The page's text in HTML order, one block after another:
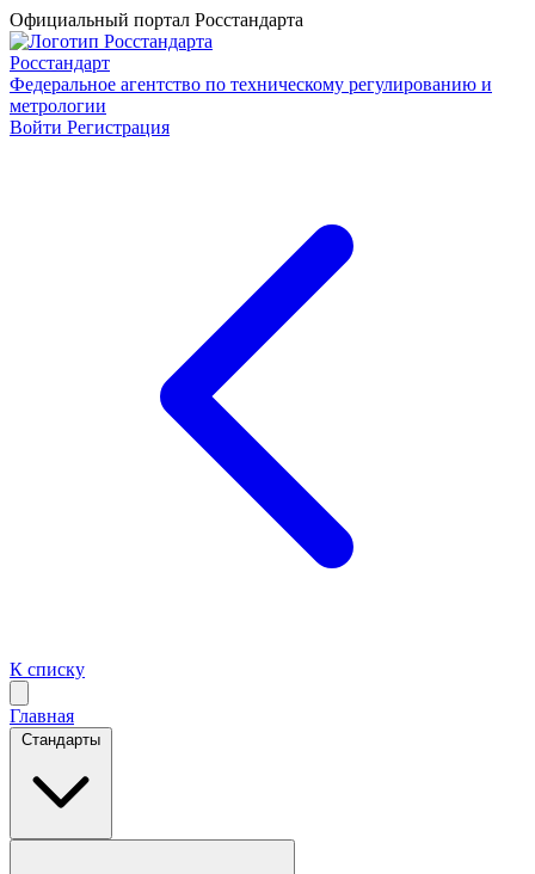
Официальный портал Росстандарта
Росстандарт
Федеральное агентство по техническому регулированию и
метрологии
Войти Регистрация
К списку
Главная
Стандарты